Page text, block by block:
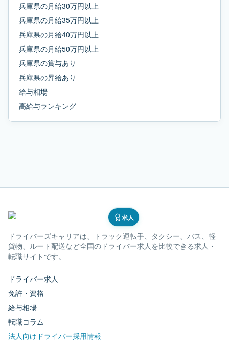
兵庫県の月給30万円以上
兵庫県の月給35万円以上
兵庫県の月給40万円以上
兵庫県の月給50万円以上
兵庫県の賞与あり
兵庫県の昇給あり
給与相場
高給与ランキング
求人
ドライバーズキャリアは、トラック運転手、タクシー、バス、軽
貨物、ルート配送など全国のドライバー求人を比較できる求人・
転職サイトです。
ドライバー求人
免許・資格
給与相場
転職コラム
法人向けドライバー採用情報